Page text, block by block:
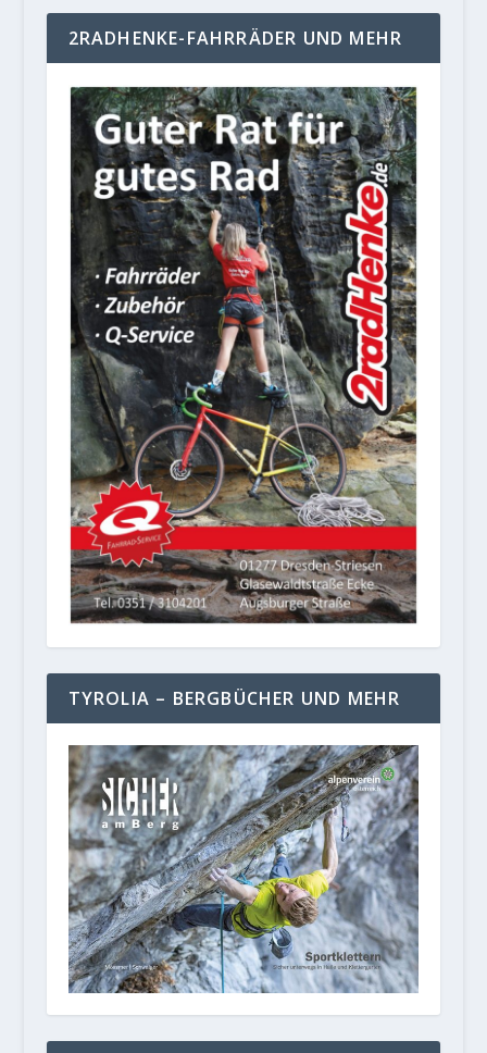
2RADHENKE-FAHRRÄDER UND MEHR
TYROLIA – BERGBÜCHER UND MEHR